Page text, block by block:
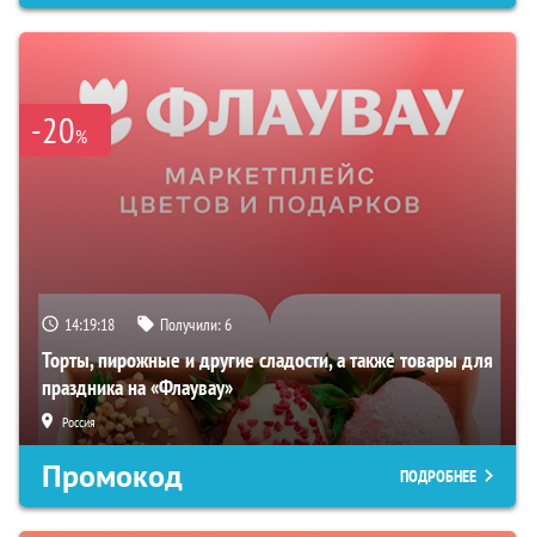
-20%
14:19:17 Получили:6
Торты, пирожные и другие сладости, а также товары для
праздника на «Флаувау»
Россия
Промокод ПОДРОБНЕЕ